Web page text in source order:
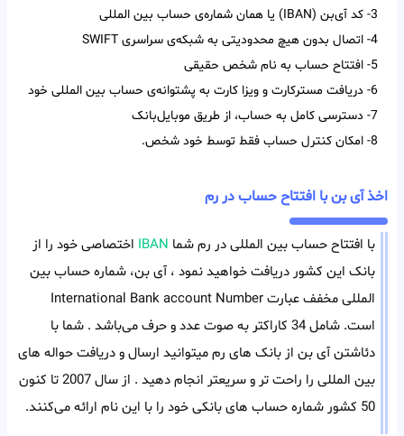
3- کد آی‌‌بن (IBAN) یا همان شماره‌ی حساب بین‌ المللی
4- اتصال بدون هیچ محدودیتی به شبکه‌ی سراسری SWIFT
5- افتتاح حساب به نام شخص حقیقی
6- دریافت مسترکارت و ویزا کارت به پشتوانه‌ی حساب بین المللی خود
7- دسترسی کامل به حساب، از طریق موبایل‌بانک
8- امکان کنترل حساب فقط توسط خود شخص.
اخذ آی بن با افتتاح حساب در رم
با افتتاح حساب بین المللی در رم شما IBAN اختصاصی خود را از
بانک این کشور دریافت خواهید نمود ، آی بن، شماره حساب بین
المللی مخفف عبارت International Bank account Number
است. شامل 34 کاراکتر به صوت عدد و حرف می‌باشد . شما با
دئاشتن آی بن از بانک های رم میتوانید ارسال و دریافت حواله های
بین المللی را راحت تر و سریعتر انجام دهید . از سال 2007 تا کنون
50 کشور شماره حساب های بانکی خود را با این نام ارائه می‌کنند.